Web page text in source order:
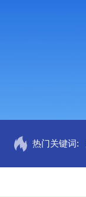
热门关键词: